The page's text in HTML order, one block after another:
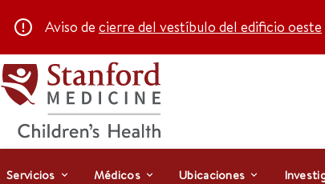
Aviso de cierre del vestíbulo del edificio oeste
Servicios Médicos Ubicaciones